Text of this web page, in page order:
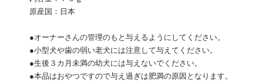
原産国：日本
●オーナーさんの管理のもと与えるようにしてください。
●小型犬や歯の弱い老犬には注意して与えてください。
●生後３カ月未満の幼犬には与えないでください。
●本品はおやつですので与え過ぎは肥満の原因となります。